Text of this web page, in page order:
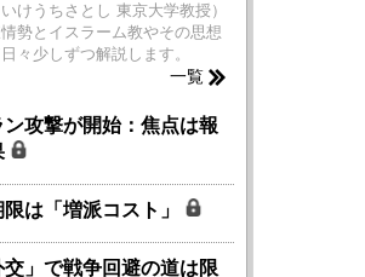
けうちさとし 東京大学教授）
勢とイスラーム教やその思想
々少しずつ解説します。
一覧
攻撃が開始：焦点は報
は「増派コスト」
」で戦争回避の道は限